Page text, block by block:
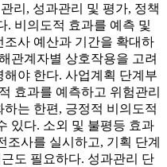
리, 성과관리 및 평가, 정책
. 비의도적 효과를 예측 및
사 예산과 기간을 확대하
관계자별 상호작용을 고려
야 한다. 사업계획 단계부
효과를 예측하고 위험관리
는 한편, 긍정적 비의도적
있다. 소외 및 불평등 효과
조사를 실시하고, 기획 단계
도 필요하다. 성과관리 단